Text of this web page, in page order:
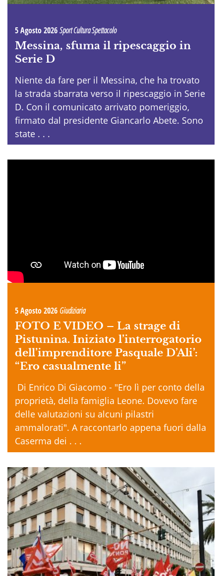
5 Agosto 2026Sport Cultura Spettacolo
Messina, sfuma il ripescaggio in
Serie D
Niente da fare per il Messina, che ha trovato
la strada sbarrata verso il ripescaggio in Serie
D. Con il comunicato arrivato pomeriggio,
firmato dal presidente Giancarlo Abete. Sono
state . . .
5 Agosto 2026 Giudiziaria
FOTO E VIDEO – La strage di
Pistunina. Iniziato l’interrogatorio
dell’imprenditore Pasquale D’Ali’:
“Ero casualmente li”
Di Enrico Di Giacomo - "Ero lì per conto della
proprietà, della famiglia Leone. Dovevo fare
delle valutazioni su alcuni pilastri
ammalorati". A raccontarlo appena fuori dalla
Caserma dei . . .